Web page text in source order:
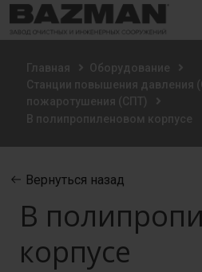
Главная
Оборудование
Станции повышения давления
пожаротушения (СПТ)
В полипропиленовом корпусе
Вернуться назад
В
корпусе